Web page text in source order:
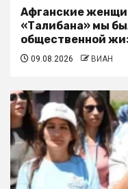
Афганские
«Талибана» мы
общественной
09.08.2026 ВИАН